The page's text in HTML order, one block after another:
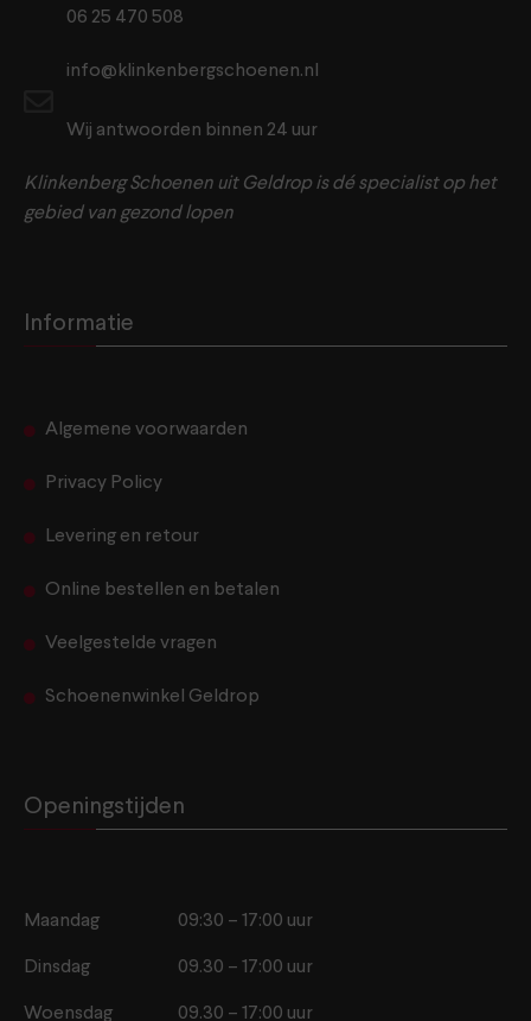
06 25 470 508
info@klinkenbergschoenen.nl
Wij antwoorden binnen 24 uur
Klinkenberg Schoenen uit Geldrop is dé specialist op het
gebied van gezond lopen
Informatie
Algemene voorwaarden
Privacy Policy
Levering en retour
Online bestellen en betalen
Veelgestelde vragen
Schoenenwinkel Geldrop
Openingstijden
Maandag 09:30 – 17:00 uur
Dinsdag 09.30 – 17:00 uur
Woensdag 09.30 – 17:00 uur